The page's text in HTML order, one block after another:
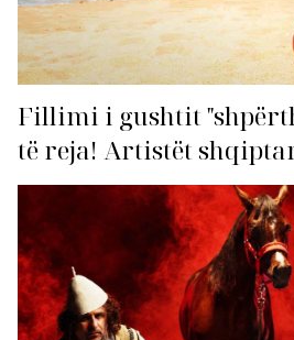
Fillimi i gushtit
të reja! Artistët
për hitin e verës!